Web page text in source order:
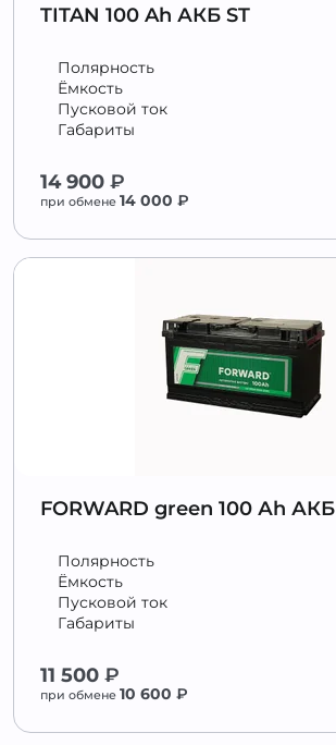
TITAN 100 Ah АКБ ST
Полярность
Ёмкость
Пусковой ток
Габариты
14 900 ₽
при обмене 14 000 ₽
FORWARD green 100 Аh АКБ
Полярность
Ёмкость
Пусковой ток
Габариты
11 500 ₽
при обмене 10 600 ₽